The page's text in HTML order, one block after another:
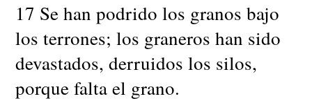
17 Se han podrido los granos bajo
los terrones; los graneros han sido
devastados, derruidos los silos,
porque falta el grano.